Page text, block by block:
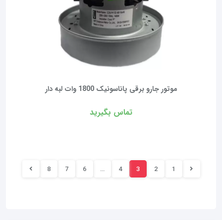
موتور جارو برقی پاناسونیک 1800 وات لبه دار
تماس بگیرید
1
2
3
4
…
6
7
8